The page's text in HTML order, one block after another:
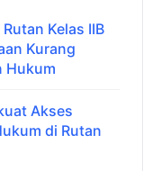
Kelas IIB
Kurang
Hukum
Akses
di Rutan